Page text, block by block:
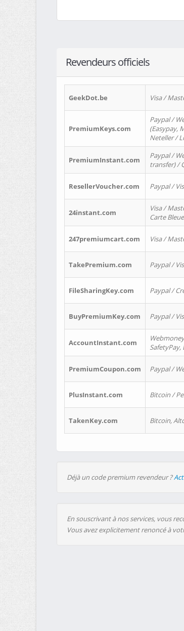
Revendeurs officiels
GeekDot.be Visa /
PremiumKeys.com
Paypal /
(Easypay,
Neteller /
PremiumInstant.com
Paypal /
transfer) /
ResellerVoucher.com Paypal /
24instant.com
Visa /
Carte
247premiumcart.com Visa /
TakePremium.com Paypal /
FileSharingKey.com Paypal /
BuyPremiumKey.com Paypal /
AccountInstant.com
SafetyPay,
PremiumCoupon.com Paypal /
PlusInstant.com Bitcoin /
TakenKey.com Bitcoin,
Déjà un code premium revendeur ?
En souscrivant à nos services, vous
Vous avez explicitement renoncé à